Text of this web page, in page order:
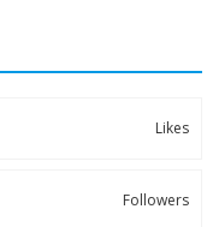
Likes
Followers